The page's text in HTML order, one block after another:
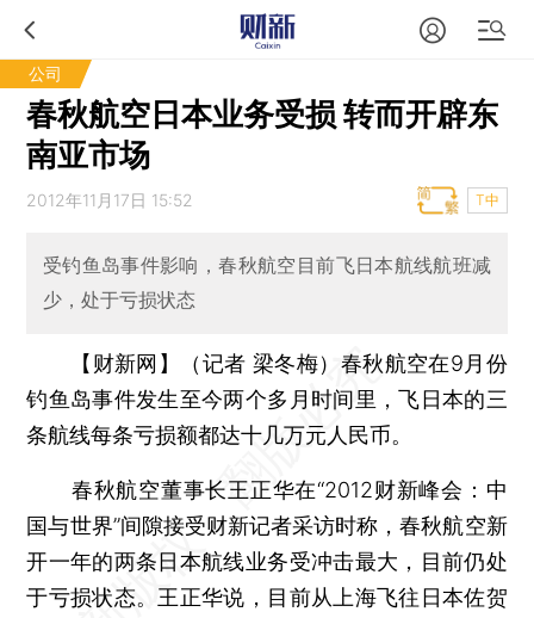
公司
春秋航空日本业务受损 转而开辟东
南亚市场
2012年11月17日 15:52 T中
受钓鱼岛事件影响，春秋航空目前飞日本航线航班减
少，处于亏损状态
【财新网】（记者 梁冬梅） 春秋航空在9月份
钓鱼岛事件发生至今两个多月时间里，飞日本的三
条航线每条亏损额都达十几万元人民币。
春秋航空董事长王正华在“2012财新峰会：中
国与世界”间隙接受财新记者采访时称，春秋航空新
开一年的两条日本航线业务受冲击最大，目前仍处
于亏损状态。王正华说，目前从上海飞往日本佐贺